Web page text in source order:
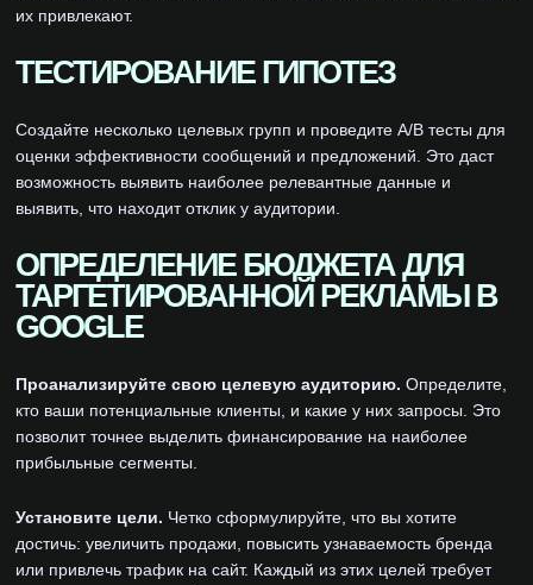
их привлекают.
ТЕСТИРОВАНИЕ ГИПОТЕЗ
Создайте несколько целевых групп и проведите A/B тесты для
оценки эффективности сообщений и предложений. Это даст
возможность выявить наиболее релевантные данные и
выявить, что находит отклик у аудитории.
ОПРЕДЕЛЕНИЕ БЮДЖЕТА ДЛЯ
ТАРГЕТИРОВАННОЙ РЕКЛАМЫ В
GOOGLE
Проанализируйте свою целевую аудиторию. Определите,
кто ваши потенциальные клиенты, и какие у них запросы. Это
позволит точнее выделить финансирование на наиболее
прибыльные сегменты.
Установите цели. Четко сформулируйте, что вы хотите
достичь: увеличить продажи, повысить узнаваемость бренда
или привлечь трафик на сайт. Каждый из этих целей требует